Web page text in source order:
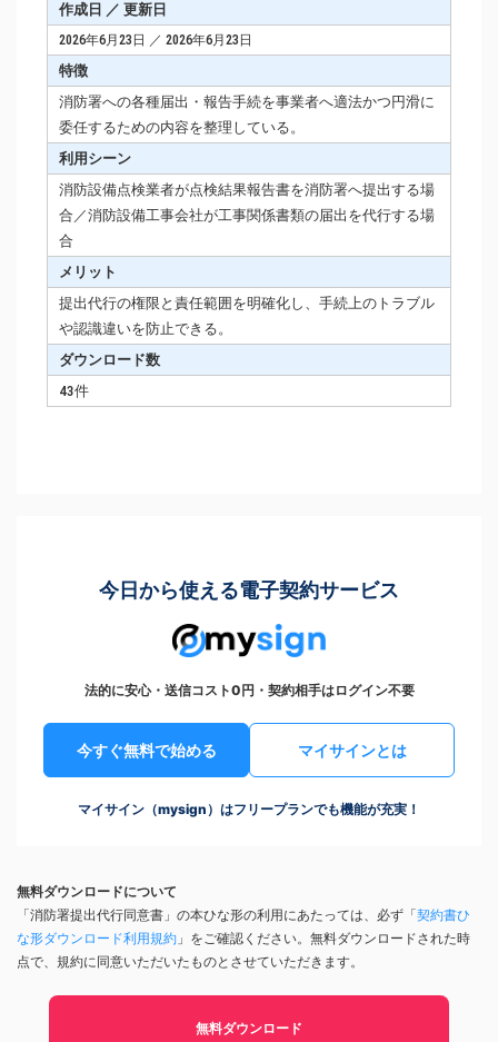
作成日 ／ 更新日
2026年6月23日 ／ 2026年6月23日
特徴
消防署への各種届出・報告手続を事業者へ適法かつ円滑に
委任するための内容を整理している。
利用シーン
消防設備点検業者が点検結果報告書を消防署へ提出する場
合／消防設備工事会社が工事関係書類の届出を代行する場
合
メリット
提出代行の権限と責任範囲を明確化し、手続上のトラブル
や認識違いを防止できる。
ダウンロード数
43件
今日から使える電子契約サービス
法的に安心・送信コスト0円・契約相手はログイン不要
今すぐ無料で始める マイサインとは
マイサイン（mysign）はフリープランでも機能が充実！
無料ダウンロードについて
「消防署提出代行同意書」の本ひな形の利用にあたっては、必ず「契約書ひ
な形ダウンロード利用規約 」をご確認ください。無料ダウンロードされた時
点で、規約に同意いただいたものとさせていただきます。
無料ダウンロード